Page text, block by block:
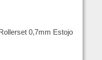
0,7mm Estojo